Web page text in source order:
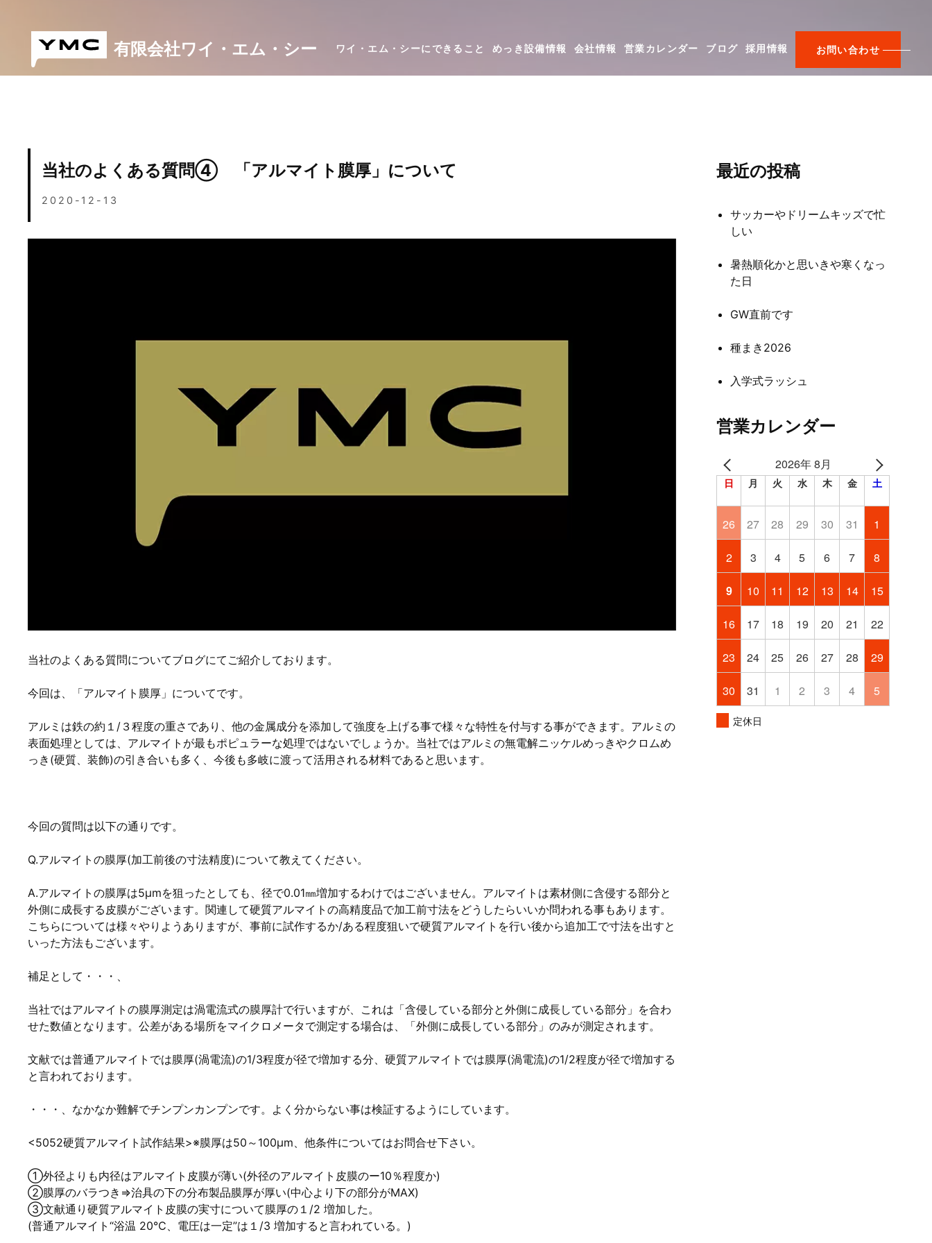
content
有限会社ワイ・エム・シー ワイ・エム・シーにできること めっき設備情報 会社情報 営業カレンダー ブログ 採用情報 お問い合わせ
当社のよくある質問④ 「アルマイト膜厚」について
2020-12-13
当社のよくある質問についてブログにてご紹介しております。
今回は、「アルマイト膜厚」についてです。
アルミは鉄の約１/３程度の重さであり、他の金属成分を添加して強度を上げる事で様々な特性を付与する事ができます。アルミの
表面処理としては、アルマイトが最もポピュラーな処理ではないでしょうか。当社ではアルミの無電解ニッケルめっきやクロムめ
っき(硬質、装飾)の引き合いも多く、今後も多岐に渡って活用される材料であると思います。
今回の質問は以下の通りです。
Q.アルマイトの膜厚(加工前後の寸法精度)について教えてください。
A.アルマイトの膜厚は5μmを狙ったとしても、径で0.01㎜増加するわけではございません。アルマイトは素材側に含侵する部分と
外側に成長する皮膜がございます。関連して硬質アルマイトの高精度品で加工前寸法をどうしたらいいか問われる事もあります。
こちらについては様々やりようありますが、事前に試作するか/ある程度狙いで硬質アルマイトを行い後から追加工で寸法を出すと
いった方法もございます。
補足として・・・、
当社ではアルマイトの膜厚測定は渦電流式の膜厚計で行いますが、これは「含侵している部分と外側に成長している部分」を合わ
せた数値となります。公差がある場所をマイクロメータで測定する場合は、「外側に成長している部分」のみが測定されます。
文献では普通アルマイトでは膜厚(渦電流)の1/3程度が径で増加する分、硬質アルマイトでは膜厚(渦電流)の1/2程度が径で増加する
と言われております。
・・・、なかなか難解でチンプンカンプンです。よく分からない事は検証するようにしています。
<5052硬質アルマイト試作結果>※膜厚は50～100μm、他条件についてはお問合せ下さい。
①外径よりも内径はアルマイト皮膜が薄い(外径のアルマイト皮膜のー10％程度か)
②膜厚のバラつき⇒治具の下の分布製品膜厚が厚い(中心より下の部分がMAX)
③文献通り硬質アルマイト皮膜の実寸について膜厚の１/2 増加した。
(普通アルマイト“浴温 20℃、電圧は一定”は１/3 増加すると言われている。)
最近の投稿
サッカーやドリームキッズで忙
しい
暑熱順化かと思いきや寒くなっ
た日
GW直前です
種まき2026
入学式ラッシュ
営業カレンダー
2026年 8月
日 月 火 水 木 金 土
26 27 28 29 30 31 1
2 3 4 5 6 7 8
9 10 11 12 13 14 15
16 17 18 19 20 21 22
23 24 25 26 27 28 29
30 31 1 2 3 4 5
定休日